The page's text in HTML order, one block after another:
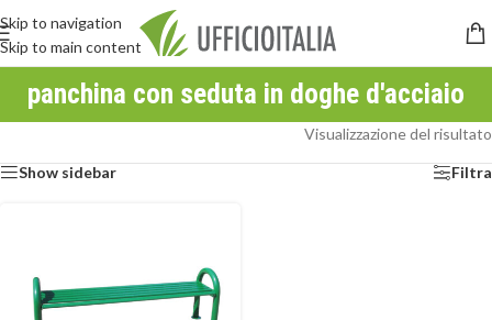
Skip to navigation
Skip to main content
panchina con seduta in doghe d'acciaio
Visualizzazione del risultato
Show sidebar Filtra